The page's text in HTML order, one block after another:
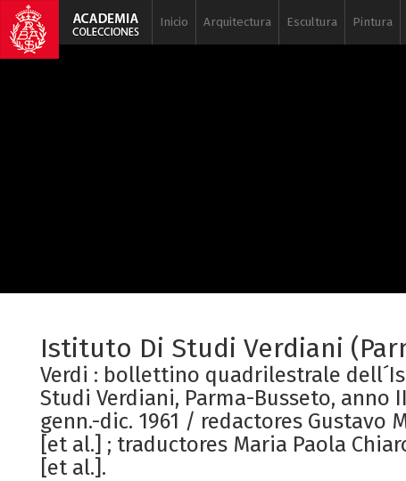
Inicio Arquitectura Escultura Pintura
Istituto Di Studi Verdiani
Verdi : bollettino quadrilestrale
Studi Verdiani, Parma-Busseto, anno
genn.-dic. 1961 / redactores Gustavo
[et al.] ; traductores Maria Paola
[et al.].